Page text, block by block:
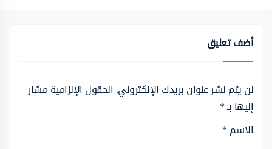
أضف تعليق
لن يتم نشر عنوان بريدك الإلكتروني. الحقول الإلزامية مشار
إليها بـ*
الاسم*